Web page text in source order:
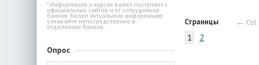
* Информация о курсах валют поступает с
официальных сайтов и от сотрудников
банков. Более актуальную информацию
узнавайте непосредственно в
отделениях банков.
Опрос
Страницы ← Ctrl
1
2